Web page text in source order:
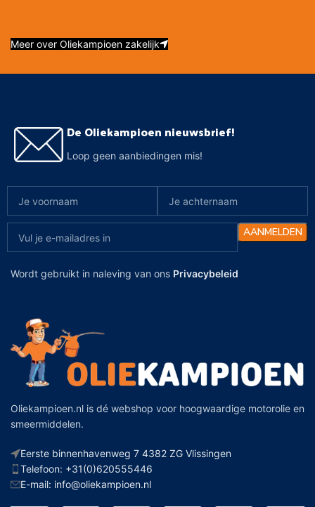
Meer over Oliekampioen zakelijk
De Oliekampioen nieuwsbrief!
Loop geen aanbiedingen mis!
Wordt gebruikt in naleving van ons Privacybeleid
Oliekampioen.nl is dé webshop voor hoogwaardige motorolie en
smeermiddelen.
Eerste binnenhavenweg 7 4382 ZG Vlissingen
Telefoon: +31(0)620555446
E-mail: info@oliekampioen.nl